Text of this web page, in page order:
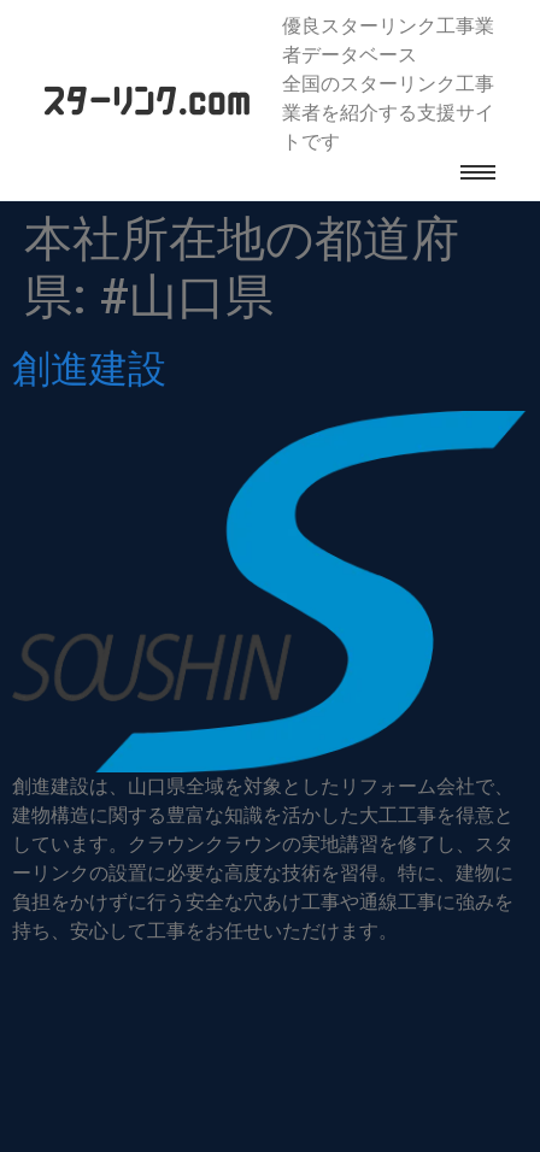
優良スターリンク工事業
者データベース
全国のスターリンク工事
業者を紹介する支援サイ
トです
本社所在地の都道府
県: #山口県
創進建設
創進建設は、山口県全域を対象としたリフォーム会社で、
建物構造に関する豊富な知識を活かした大工工事を得意と
しています。クラウンクラウンの実地講習を修了し、スタ
ーリンクの設置に必要な高度な技術を習得。特に、建物に
負担をかけずに行う安全な穴あけ工事や通線工事に強みを
持ち、安心して工事をお任せいただけます。